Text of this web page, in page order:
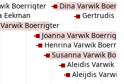
Boerrigter
Eekman
Boerrigter
Joanna Varwik
Henrina Varwik
Susanna Varwik
Dina Varwik
Aleidis Varwik
Aleijdis
Gertrudis